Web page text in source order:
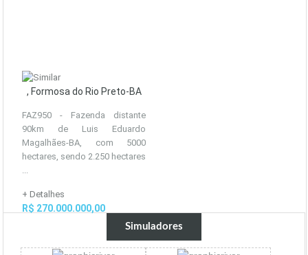
, Formosa do Rio Preto-BA
FAZ950 - Fazenda distante
90km de Luis Eduardo
Magalhães-BA, com 5000
hectares, sendo 2.250 hectares
...
+ Detalhes
R$ 270.000.000,00
Simuladores